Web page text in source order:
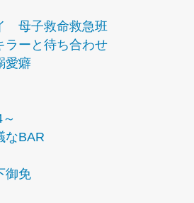
母子救命救急班
ラーと待ち合わせ
愛癖
なBAR
御免